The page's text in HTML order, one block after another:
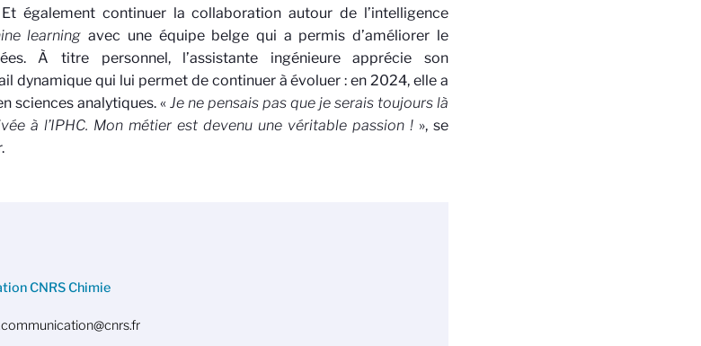
également continuer la collaboration autour de l’intelligence
learning avec une équipe belge qui a permis d’améliorer le
À titre personnel, l’assistante ingénieure apprécie son
dynamique qui lui permet de continuer à évoluer : en 2024, elle a
sciences analytiques. « Je ne pensais pas que je serais toujours là
à l’IPHC. Mon métier est devenu une véritable passion !», se
CNRS Chimie